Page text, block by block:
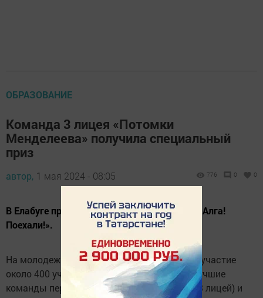
ОБРАЗОВАНИЕ
Команда 3 лицея «Потомки
Менделеева» получила специальный
приз
автор, 1 мая 2024 - 08:05 776 0 0
В Елабуге прошел республиканский форум «Алга!
Поехали!».
На молодежном форуме в Елабуге приняли участие
около 400 участников. Были приглашены лучшие
команды первичных отделений (2 школа и 3 лицей) и